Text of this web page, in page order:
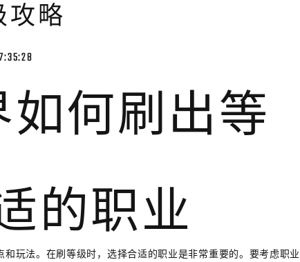
攻略
何刷出等
的职业
玩法。在刷等级时，选择合适的职业是非常重要的。要考虑职业